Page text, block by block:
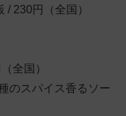
/ 230円（全国）
全国）
のスパイス香るソー